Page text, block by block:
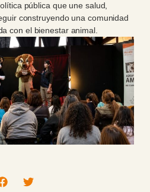
pública que une salud,
construyendo una comunidad
con el bienestar animal.